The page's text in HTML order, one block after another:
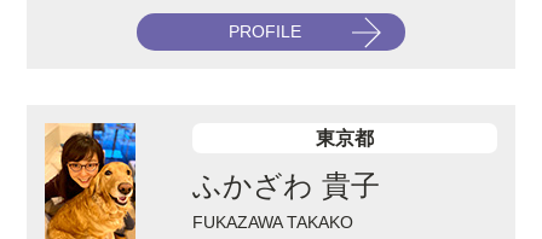
PROFILE
東京都
ふかざわ 貴子
FUKAZAWA TAKAKO